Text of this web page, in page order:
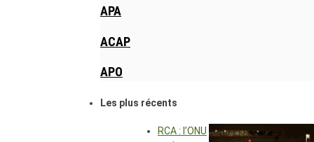
APA
ACAP
APO
Les plus récents
RCA : l’ONU